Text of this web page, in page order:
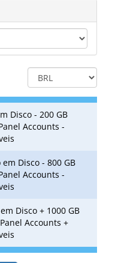
Disco - 200 GB
Accounts -
em Disco - 800 GB
Accounts -
Disco + 1000 GB
Accounts +